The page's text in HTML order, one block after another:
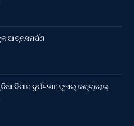
ଆତ୍ମସମର୍ପଣ
ବିମାନ ଦୁର୍ଘଟଣା: ଫୁଏଲ୍‌ କଣ୍ଟ୍ରୋଲ୍‌